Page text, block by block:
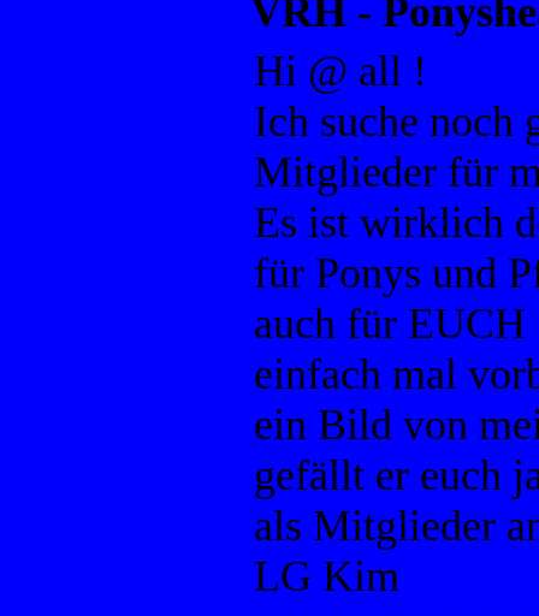
VRH -
Hi @ all !
Ich suche noch
Mitglieder für
Es ist wirklich
für Ponys und
auch für EUCH
einfach mal
ein Bild von
gefällt er euch
als Mitglieder
LG Kim